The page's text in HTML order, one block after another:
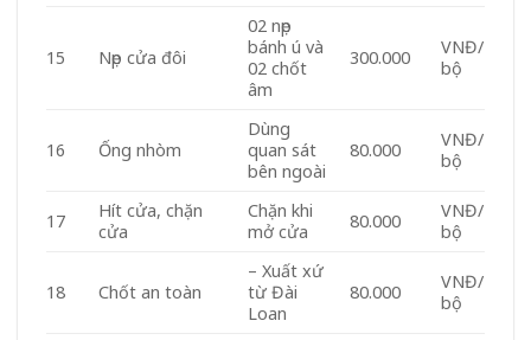
15 Nẹp cửa đôi
02 nẹp
bánh ú và
02 chốt
âm
300.000
VNĐ/
bộ
16 Ống nhòm
Dùng
quan sát
bên ngoài
80.000
VNĐ/
bộ
17
Hít cửa, chặn
cửa
Chặn khi
mở cửa
80.000
VNĐ/
bộ
18 Chốt an toàn
– Xuất xứ
từ Đài
Loan
80.000
VNĐ/
bộ